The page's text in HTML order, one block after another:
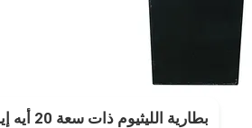
بطارية